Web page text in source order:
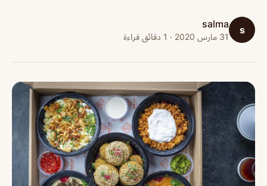
s
salma
31 مارس 2020 · 1 دقائق قراءة